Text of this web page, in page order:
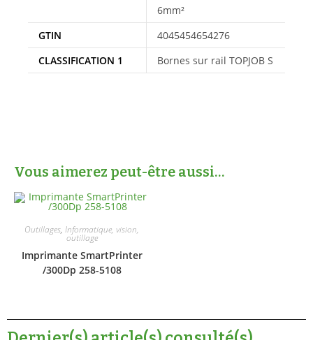
6mm²
GTIN
4045454654276
CLASSIFICATION 1
Bornes sur rail TOPJOB S
Vous aimerez peut-être aussi…
Outillages, Informatique, vision,
outillage
Imprimante SmartPrinter
/300Dp 258-5108